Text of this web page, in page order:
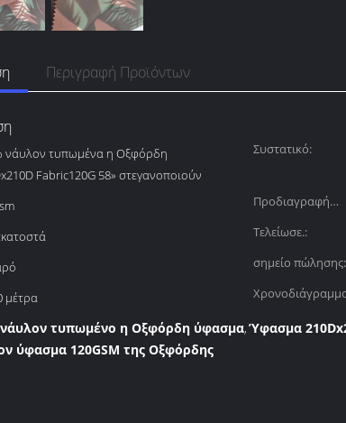
Περιγραφή Προϊόντων
νάυλον τυπωμένα η Οξφόρδη
Fabric120G 58» στεγανοποιούν
Συστατικό:
Προδιαγραφή
νημάτων:
Τελείωσε.:
σημείο πώλησης:
μέτρα
νάυλον τυπωμένο η Οξφόρδη ύφασμα,Ύφασμα
ύφασμα 120GSM της Οξφόρδης